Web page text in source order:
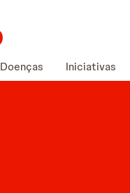
Doenças Iniciativas